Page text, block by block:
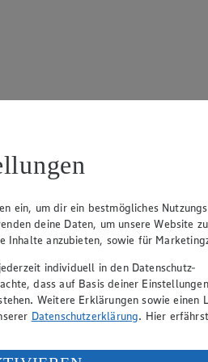
Peter Wagener
den auf dieser Website
Bildmaterial oder Grafiken aus
ein, um dir ein bestmögliches
deine Daten, um unsere Website zu
Inhalte anzubieten, sowie für
individuell in den Datenschutz-
dass auf Basis deiner
Weitere Erklärungen sowie einen
Datenschutzerklärung. Hier